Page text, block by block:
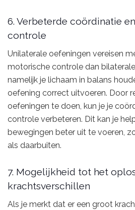
6. Verbeterde coördinatie
controle
Unilaterale oefeningen vereisen
motorische controle dan
namelijk je lichaam in balans
oefening correct uitvoeren. Door
oefeningen te doen, kun je je
controle verbeteren. Dit kan je
bewegingen beter uit te voeren,
als daarbuiten.
7. Mogelijkheid tot het
krachtsverschillen
Als je merkt dat er een groot